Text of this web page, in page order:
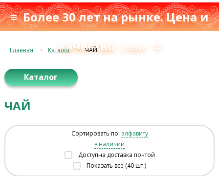
≡ Более 30 лет на рынке. Цена и
качество
с 1993 г. ≡
Главная Каталог ЧАЙ
Каталог
ЧАЙ
Сортировать по: алфавиту
в наличии
Доступна доставка почтой
Показать все (40 шт.)